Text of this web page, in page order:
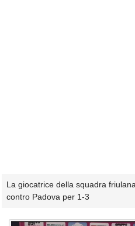
La giocatrice della squadra
contro Padova per 1-3